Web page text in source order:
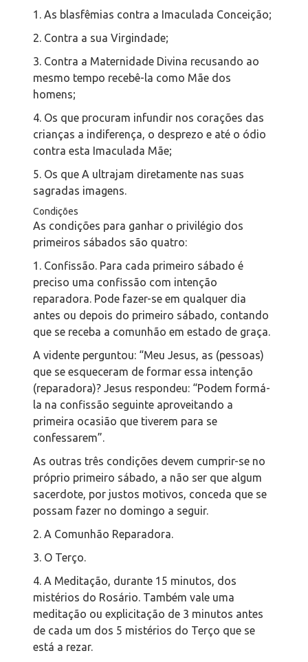
1. As blasfêmias contra a Imaculada Conceição;
2. Contra a sua Virgindade;
3. Contra a Maternidade Divina recusando ao
mesmo tempo recebê-la como Mãe dos
homens;
4. Os que procuram infundir nos corações das
crianças a indiferença, o desprezo e até o ódio
contra esta Imaculada Mãe;
5. Os que A ultrajam diretamente nas suas
sagradas imagens.
Condições
As condições para ganhar o privilégio dos
primeiros sábados são quatro:
1. Confissão. Para cada primeiro sábado é
preciso uma confissão com intenção
reparadora. Pode fazer-se em qualquer dia
antes ou depois do primeiro sábado, contando
que se receba a comunhão em estado de graça.
A vidente perguntou: “Meu Jesus, as (pessoas)
que se esqueceram de formar essa intenção
(reparadora)? Jesus respondeu: “Podem formá-
la na confissão seguinte aproveitando a
primeira ocasião que tiverem para se
confessarem”.
As outras três condições devem cumprir-se no
próprio primeiro sábado, a não ser que algum
sacerdote, por justos motivos, conceda que se
possam fazer no domingo a seguir.
2. A Comunhão Reparadora.
3. O Terço.
4. A Meditação, durante 15 minutos, dos
mistérios do Rosário. Também vale uma
meditação ou explicitação de 3 minutos antes
de cada um dos 5 mistérios do Terço que se
está a rezar.